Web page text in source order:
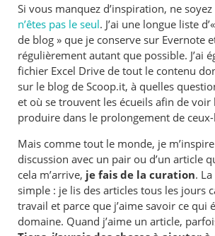
Si vous manquez d’inspiration, ne
n’êtes pas le seul. J’ai une longue liste
de blog » que je conserve sur Evernote
régulièrement autant que possible. J’ai
fichier Excel Drive de tout le contenu
sur le blog de Scoop.it, à quelles
et où se trouvent les écueils afin de voir
produire dans le prolongement de
Mais comme tout le monde, je
discussion avec un pair ou d’un article
cela m’arrive, je fais de la curation.
simple : je lis des articles tous les jours
travail et parce que j’aime savoir ce qui
domaine. Quand j’aime un article,